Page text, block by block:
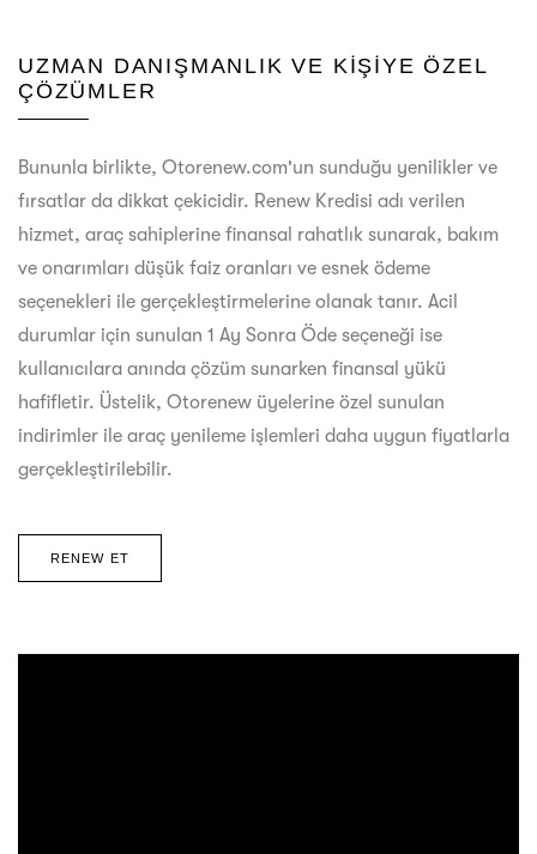
UZMAN DANIŞMANLIK VE KIŞIYE ÖZEL
ÇÖZÜMLER
Bununla birlikte, Otorenew.com'un sunduğu yenilikler ve
fırsatlar da dikkat çekicidir. Renew Kredisi adı verilen
hizmet, araç sahiplerine finansal rahatlık sunarak, bakım
ve onarımları düşük faiz oranları ve esnek ödeme
seçenekleri ile gerçekleştirmelerine olanak tanır. Acil
durumlar için sunulan 1 Ay Sonra Öde seçeneği ise
kullanıcılara anında çözüm sunarken finansal yükü
hafifletir. Üstelik, Otorenew üyelerine özel sunulan
indirimler ile araç yenileme işlemleri daha uygun fiyatlarla
gerçekleştirilebilir.
RENEW ET